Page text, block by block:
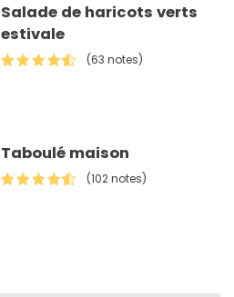
Salade de haricots verts
estivale
(63 notes)
Taboulé maison
(102 notes)